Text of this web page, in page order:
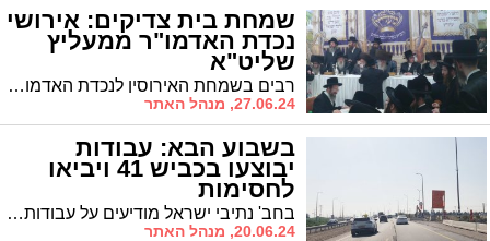
שמחת בית צדיקים: אירושי
נכדת האדמו"ר ממעליץ
שליט"א
רבים בשמחת האירוסין לנכדת האדמו"ר ממעליץ בבית מדרשו ברובע ח'
27.06.24, מנהל האתר
בשבוע הבא: עבודות
יבוצעו בכביש 41 ויביאו
לחסימות
בחב' נתיבי ישראל מודיעים על עבודות שיתבצעו בכביש 41 בימים ראשון ושני. נהגים, קחו בחשבון
20.06.24, מנהל האתר